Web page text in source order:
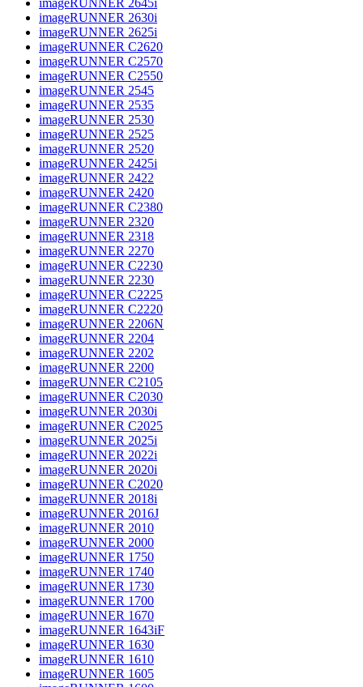
imageRUNNER 2630i
imageRUNNER 2625i
imageRUNNER C2620
imageRUNNER C2570
imageRUNNER C2550
imageRUNNER 2545
imageRUNNER 2535
imageRUNNER 2530
imageRUNNER 2525
imageRUNNER 2520
imageRUNNER 2425i
imageRUNNER 2422
imageRUNNER 2420
imageRUNNER C2380
imageRUNNER 2320
imageRUNNER 2318
imageRUNNER 2270
imageRUNNER C2230
imageRUNNER 2230
imageRUNNER C2225
imageRUNNER C2220
imageRUNNER 2206N
imageRUNNER 2204
imageRUNNER 2202
imageRUNNER 2200
imageRUNNER C2105
imageRUNNER C2030
imageRUNNER 2030i
imageRUNNER C2025
imageRUNNER 2025i
imageRUNNER 2022i
imageRUNNER 2020i
imageRUNNER C2020
imageRUNNER 2018i
imageRUNNER 2016J
imageRUNNER 2010
imageRUNNER 2000
imageRUNNER 1750
imageRUNNER 1740
imageRUNNER 1730
imageRUNNER 1700
imageRUNNER 1670
imageRUNNER 1643iF
imageRUNNER 1630
imageRUNNER 1610
imageRUNNER 1605